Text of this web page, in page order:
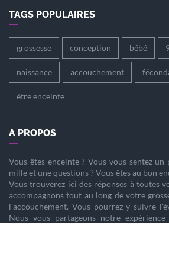
TAGS POPULAIRES
grossesse conception bébé
naissance accouchement
être enceinte
A PROPOS
Vous êtes enceinte? Vous vous sentez un
mille et une questions ? Vous êtes au bon
Vous trouverez ici des réponses à toutes
accompagnons tout au long de votre
l'accouchement. Vous pourrez y suivre
Nous vous partageons notre